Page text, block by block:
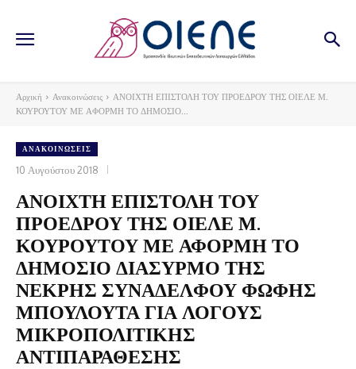
Αρχική Ανακοινώσεις
ΑΝΟΙΧΤΗ ΕΠΙΣΤΟΛΗ ΤΟΥ ΠΡΟΕΔΡΟΥ ΤΗΣ ΟΙΕΛΕ Μ.
ΚΟΥΡΟΥΤΟΥ ΜΕ ΑΦΟΡΜΗ ΤΟ ΔΗΜΟΣΙΟ...
ΑΝΑΚΟΙΝΏΣΕΙΣ
10 Αυγούστου 2018
ΑΝΟΙΧΤΗ ΕΠΙΣΤΟΛΗ ΤΟΥ
ΠΡΟΕΔΡΟΥ ΤΗΣ ΟΙΕΛΕ Μ.
ΚΟΥΡΟΥΤΟΥ ΜΕ ΑΦΟΡΜΗ ΤΟ
ΔΗΜΟΣΙΟ ΔΙΑΣΥΡΜΟ ΤΗΣ
ΝΕΚΡΗΣ ΣΥΝΑΔΕΛΦΟΥ ΦΩΦΗΣ
ΜΠΟΥΛΟΥΤΑ ΓΙΑ ΛΟΓΟΥΣ
ΜΙΚΡΟΠΟΛΙΤΙΚΗΣ
ΑΝΤΙΠΑΡΑΘΕΣΗΣ